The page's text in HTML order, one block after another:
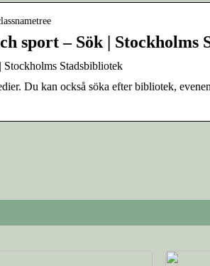
sport – Sök | Stockholms
Stadsbibliotek
Du kan också söka efter bibliotek,